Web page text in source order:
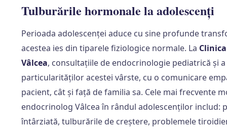
Tulburările hormonale la adolescenți
Perioada adolescenței aduce cu sine profunde
acestea ies din tiparele fiziologice normale. La
Vâlcea, consultațiile de endocrinologie pediatrică și
particularităților acestei vârste, cu o comunicare
pacient, cât și față de familia sa. Cele mai frecvente
endocrinolog Vâlcea în rândul adolescenților includ:
întârziată, tulburările de creștere, problemele